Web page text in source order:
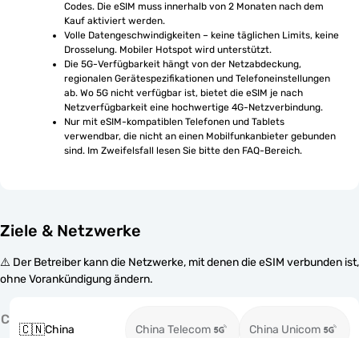
Codes. Die eSIM muss innerhalb von 2 Monaten nach dem
Kauf aktiviert werden.
Volle Datengeschwindigkeiten – keine täglichen Limits, keine
Drosselung. Mobiler Hotspot wird unterstützt.
Die 5G-Verfügbarkeit hängt von der Netzabdeckung,
regionalen Gerätespezifikationen und Telefoneinstellungen
ab. Wo 5G nicht verfügbar ist, bietet die eSIM je nach
Netzverfügbarkeit eine hochwertige 4G-Netzverbindung.
Nur mit eSIM-kompatiblen Telefonen und Tablets
verwendbar, die nicht an einen Mobilfunkanbieter gebunden
sind. Im Zweifelsfall lesen Sie bitte den FAQ-Bereich.
Ziele & Netzwerke
⚠️ Der Betreiber kann die Netzwerke, mit denen die eSIM verbunden ist,
ohne Vorankündigung ändern.
C
🇨🇳China China Telecom China Unicom